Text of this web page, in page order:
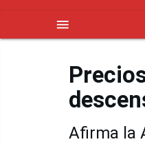
menu
Afirma la